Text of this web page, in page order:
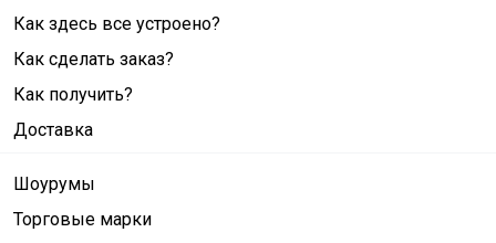
Как здесь все устроено?
Как сделать заказ?
Как получить?
Доставка
Шоурумы
Торговые марки